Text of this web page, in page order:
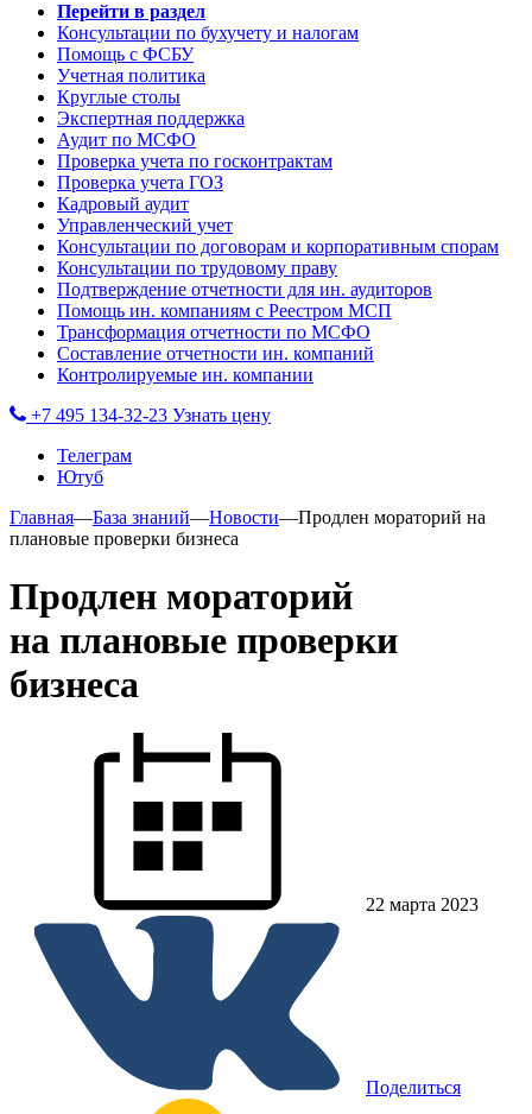
Перейти в раздел
Консультации по бухучету и налогам
Помощь с ФСБУ
Учетная политика
Круглые столы
Экспертная поддержка
Аудит по МСФО
Проверка учета по госконтрактам
Проверка учета ГОЗ
Кадровый аудит
Управленческий учет
Консультации по договорам и корпоративным спорам
Консультации по трудовому праву
Подтверждение отчетности для ин. аудиторов
Помощь ин. компаниям с Реестром МСП
Трансформация отчетности по МСФО
Составление отчетности ин. компаний
Контролируемые ин. компании
+7 495 134-32-23 Узнать цену
Телеграм
Ютуб
Главная—База знаний—Новости—Продлен мораторий на
плановые проверки бизнеса
Продлен мораторий
на плановые проверки
бизнеса
22 марта 2023
Поделиться